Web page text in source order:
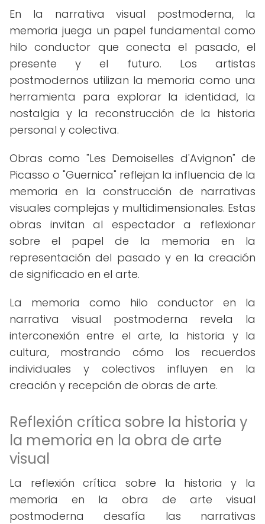
En la narrativa visual postmoderna, la
memoria juega un papel fundamental como
hilo conductor que conecta el pasado, el
presente y el futuro. Los artistas
postmodernos utilizan la memoria como una
herramienta para explorar la identidad, la
nostalgia y la reconstrucción de la historia
personal y colectiva.
Obras como "Les Demoiselles d'Avignon" de
Picasso o "Guernica" reflejan la influencia de la
memoria en la construcción de narrativas
visuales complejas y multidimensionales. Estas
obras invitan al espectador a reflexionar
sobre el papel de la memoria en la
representación del pasado y en la creación
de significado en el arte.
La memoria como hilo conductor en la
narrativa visual postmoderna revela la
interconexión entre el arte, la historia y la
cultura, mostrando cómo los recuerdos
individuales y colectivos influyen en la
creación y recepción de obras de arte.
Reflexión crítica sobre la historia y
la memoria en la obra de arte
visual
La reflexión crítica sobre la historia y la
memoria en la obra de arte visual
postmoderna desafía las narrativas